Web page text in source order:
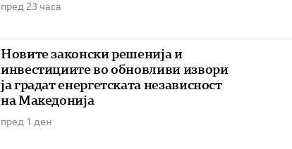
пред 23 часа
Новите законски решенија и
инвестициите во обновливи извори
ја градат енергетската независност
на Македонија
пред 1 ден